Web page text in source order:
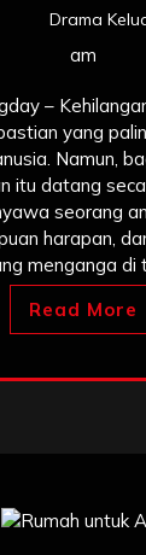
Drama
am
–
yang
Namun,
itu datang
seorang
harapan,
menganga di
Read More